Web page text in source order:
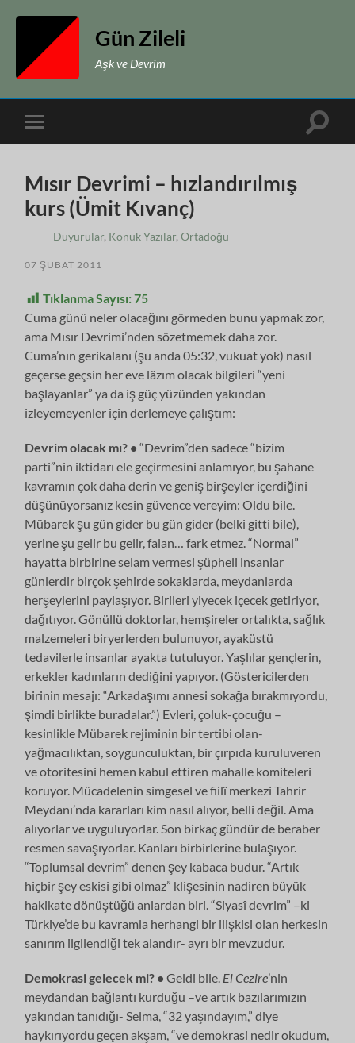
Gün Zileli
Aşk ve Devrim
Toggle
mobile
Toggle
Mısır Devrimi – hızlandırılmış
kurs (Ümit Kıvanç)
Duyurular, Konuk Yazılar,Ortadoğu
07 ŞUBAT 2011
Tıklanma Sayısı:75
Cuma günü neler olacağını görmeden bunu yapmak zor,
ama Mısır Devrimi’nden sözetmemek daha zor.
Cuma’nın gerikalanı (şu anda 05:32, vukuat yok) nasıl
geçerse geçsin her eve lâzım olacak bilgileri “yeni
başlayanlar” ya da iş güç yüzünden yakından
izleyemeyenler için derlemeye çalıştım:
Devrim olacak mı? •“Devrim”den sadece “bizim
parti”nin iktidarı ele geçirmesini anlamıyor, bu şahane
kavramın çok daha derin ve geniş birşeyler içerdiğini
düşünüyorsanız kesin güvence vereyim: Oldu bile.
Mübarek şu gün gider bu gün gider (belki gitti bile),
yerine şu gelir bu gelir, falan… fark etmez. “Normal”
hayatta birbirine selam vermesi şüpheli insanlar
günlerdir birçok şehirde sokaklarda, meydanlarda
herşeylerini paylaşıyor. Birileri yiyecek içecek getiriyor,
dağıtıyor. Gönüllü doktorlar, hemşireler ortalıkta, sağlık
malzemeleri biryerlerden bulunuyor, ayaküstü
tedavilerle insanlar ayakta tutuluyor. Yaşlılar gençlerin,
erkekler kadınların dediğini yapıyor. (Göstericilerden
birinin mesajı: “Arkadaşımı annesi sokağa bırakmıyordu,
şimdi birlikte buradalar.”) Evleri, çoluk-çocuğu –
kesinlikle Mübarek rejiminin bir tertibi olan-
yağmacılıktan, soygunculuktan, bir çırpıda kuruluveren
ve otoritesini hemen kabul ettiren mahalle komiteleri
koruyor. Mücadelenin simgesel ve fiilî merkezi Tahrir
Meydanı’nda kararları kim nasıl alıyor, belli değil. Ama
alıyorlar ve uyguluyorlar. Son birkaç gündür de beraber
resmen savaşıyorlar. Kanları birbirlerine bulaşıyor.
“Toplumsal devrim” denen şey kabaca budur. “Artık
hiçbir şey eskisi gibi olmaz” klişesinin nadiren büyük
hakikate dönüştüğü anlardan biri. “Siyasî devrim” –ki
Türkiye’de bu kavramla herhangi bir ilişkisi olan herkesin
sanırım ilgilendiği tek alandır- ayrı bir mevzudur.
Demokrasi gelecek mi? •Geldi bile. El Cezire’nin
meydandan bağlantı kurduğu –ve artık bazılarımızın
yakından tanıdığı- Selma, “32 yaşındayım,” diye
haykırıyordu geçen akşam, “ve demokrasi nedir okudum,